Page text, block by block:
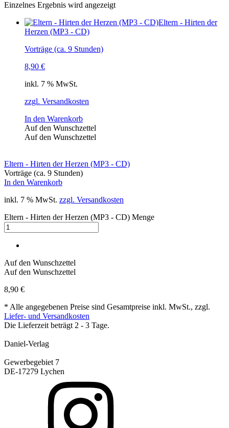
Einzelnes Ergebnis wird angezeigt
Eltern - Hirten der
Herzen (MP3 - CD)
Vorträge (ca. 9 Stunden)
8,90 €
inkl. 7 % MwSt.
zzgl. Versandkosten
In den Warenkorb
Auf den Wunschzettel
Auf den Wunschzettel
Eltern - Hirten der Herzen (MP3 - CD)
Vorträge (ca. 9 Stunden)
In den Warenkorb
inkl. 7 % MwSt. zzgl. Versandkosten
Eltern - Hirten der Herzen (MP3 - CD) Menge
Auf den Wunschzettel
Auf den Wunschzettel
8,90 €
* Alle angegebenen Preise sind Gesamtpreise inkl. MwSt., zzgl.
Liefer- und Versandkosten
Die Lieferzeit beträgt 2 - 3 Tage.
Daniel-Verlag
Gewerbegebiet 7
DE-17279 Lychen